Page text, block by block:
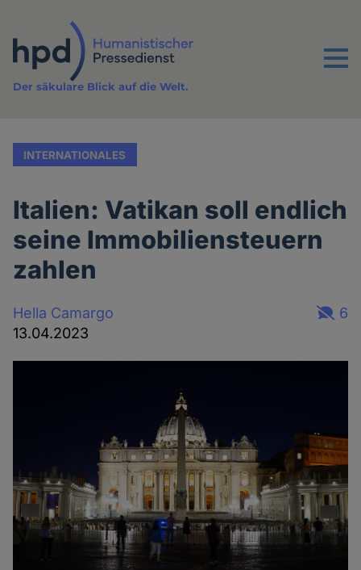
Inhalt
Menu
Der säkulare Blick auf die Welt.
INTERNATIONALES
Italien: Vatikan soll endlich
seine Immobiliensteuern
zahlen
Hella Camargo
13.04.2023
6